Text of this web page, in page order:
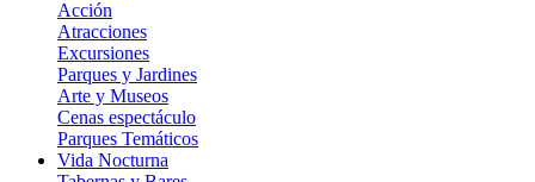
Acción
Atracciones
Excursiones
Parques y Jardines
Arte y Museos
Cenas espectáculo
Parques Temáticos
Vida Nocturna